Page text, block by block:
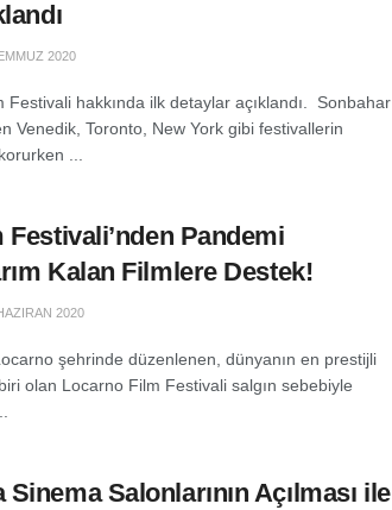
2020
Festivali hakkında ilk detaylar açıklandı. Sonbahar
Venedik, Toronto, New York gibi festivallerin
...
Pandemi
Kalan Filmlere Destek!
2020
şehrinde düzenlenen, dünyanın en prestijli
olan Locarno Film Festivali salgın sebebiyle
Sinema Salonlarının Açılması ile